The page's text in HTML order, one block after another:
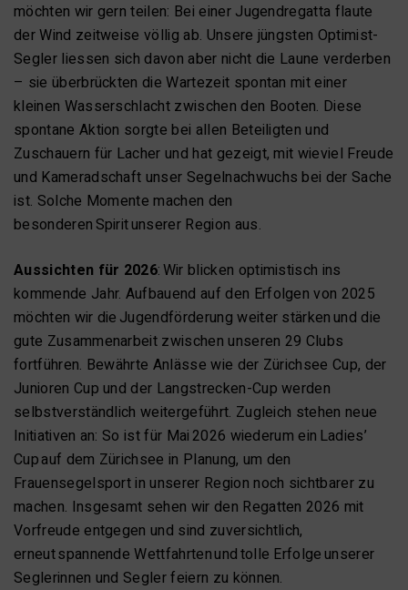
möchten wir gern teilen: Bei einer Jugendregatta flaute
der Wind zeitweise völlig ab. Unsere jüngsten Optimist-
Segler liessen sich davon aber nicht die Laune verderben
– sie überbrückten die Wartezeit spontan mit einer
kleinen Wasserschlacht zwischen den Booten. Diese
spontane Aktion sorgte bei allen Beteiligten und
Zuschauern für Lacher und hat gezeigt, mit wieviel Freude
und Kameradschaft unser Segelnachwuchs bei der Sache
ist. Solche Momente machen den
besonderen Spirit unserer Region aus.
Aussichten für 2026: Wir blicken optimistisch ins
kommende Jahr. Aufbauend auf den Erfolgen von 2025
möchten wir die Jugendförderung weiter stärken und die
gute Zusammenarbeit zwischen unseren 29 Clubs
fortführen. Bewährte Anlässe wie der Zürichsee Cup, der
Junioren Cup und der Langstrecken-Cup werden
selbstverständlich weitergeführt. Zugleich stehen neue
Initiativen an: So ist für Mai 2026 wiederum ein Ladies’
Cup auf dem Zürichsee in Planung, um den
Frauensegelsport in unserer Region noch sichtbarer zu
machen. Insgesamt sehen wir den Regatten 2026 mit
Vorfreude entgegen und sind zuversichtlich,
erneut spannende Wettfahrten und tolle Erfolge unserer
Seglerinnen und Segler feiern zu können.